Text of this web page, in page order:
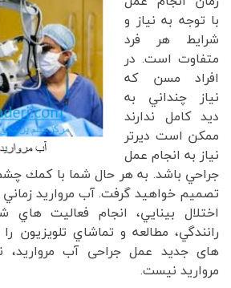
با توجه به نياز و
شرايط هر فرد
متفاوت است. در
افراد مسن كه
نياز چنداني به
ديد كامل ندارند
ممكن است ديرتر
نياز به انجام عمل
جراحي باشد. به هر حال شما با كمك
تصميم خواهيد گرفت. آب مرواريد زماني
اختلال بينايي، انجام فعاليت هاي
رانندگي، مطالعه و تماشاي تلويزيون
های جدید عمل جراحی آب مروارید،
مرواريد نيست.